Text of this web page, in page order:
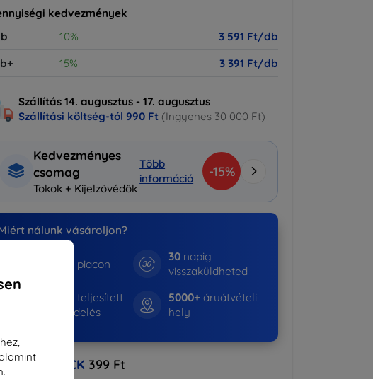
kedvezmények
10%
3 591 Ft/db
15% 3 391 Ft/db
Szállítás 14. augusztus - 17. augusztus
Szállítási költség-tól 990 Ft (Ingyenes 30 000 Ft)
Kedvezményes
csomag
Tokok + Kijelzővédők
Több
információ
-15%
nálunk vásároljon?
éve a piacon
30napig
visszaküldheted
819530+teljesített
megrendelés
5000+áruátvételi
hely
CASHBACK 399 Ft